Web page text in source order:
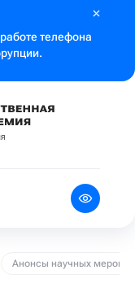
телефона
Анонсы научных